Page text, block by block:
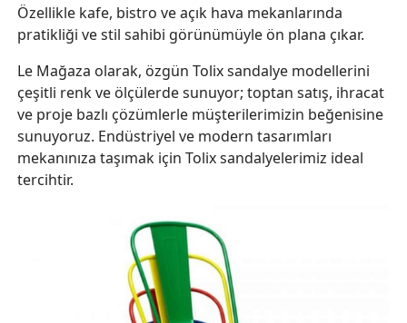
Özellikle kafe, bistro ve açık hava mekanlarında
pratikliği ve stil sahibi görünümüyle ön plana çıkar.
Le Mağaza olarak, özgün Tolix sandalye modellerini
çeşitli renk ve ölçülerde sunuyor; toptan satış, ihracat
ve proje bazlı çözümlerle müşterilerimizin beğenisine
sunuyoruz. Endüstriyel ve modern tasarımları
mekanınıza taşımak için Tolix sandalyelerimiz ideal
tercihtir.